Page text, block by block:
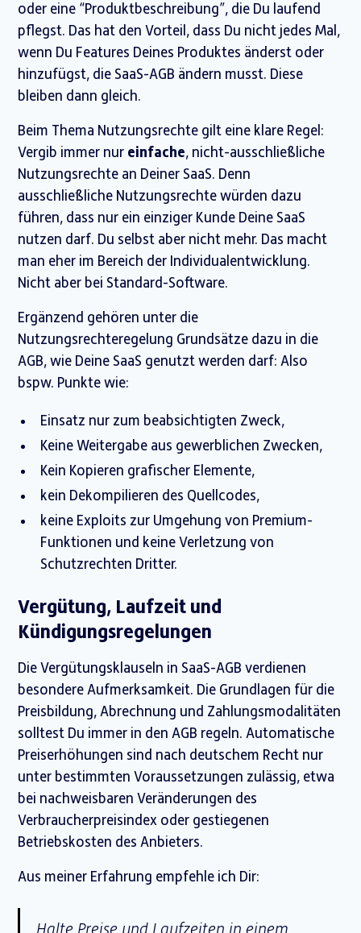
oder eine “Produktbeschreibung”, die Du laufend
pflegst. Das hat den Vorteil, dass Du nicht jedes Mal,
wenn Du Features Deines Produktes änderst oder
hinzufügst, die SaaS-AGB ändern musst. Diese
bleiben dann gleich.
Beim Thema Nutzungsrechte gilt eine klare Regel:
Vergib immer nur einfache, nicht-ausschließliche
Nutzungsrechte an Deiner SaaS. Denn
ausschließliche Nutzungsrechte würden dazu
führen, dass nur ein einziger Kunde Deine SaaS
nutzen darf. Du selbst aber nicht mehr. Das macht
man eher im Bereich der Individualentwicklung.
Nicht aber bei Standard-Software.
Ergänzend gehören unter die
Nutzungsrechteregelung Grundsätze dazu in die
AGB, wie Deine SaaS genutzt werden darf: Also
bspw. Punkte wie:
Einsatz nur zum beabsichtigten Zweck,
Keine Weitergabe aus gewerblichen Zwecken,
Kein Kopieren grafischer Elemente,
kein Dekompilieren des Quellcodes,
keine Exploits zur Umgehung von Premium-
Funktionen und keine Verletzung von
Schutzrechten Dritter.
Vergütung, Laufzeit und
Kündigungsregelungen
Die Vergütungsklauseln in SaaS-AGB verdienen
besondere Aufmerksamkeit. Die Grundlagen für die
Preisbildung, Abrechnung und Zahlungsmodalitäten
solltest Du immer in den AGB regeln. Automatische
Preiserhöhungen sind nach deutschem Recht nur
unter bestimmten Voraussetzungen zulässig, etwa
bei nachweisbaren Veränderungen des
Verbraucherpreisindex oder gestiegenen
Betriebskosten des Anbieters.
Aus meiner Erfahrung empfehle ich Dir:
Halte Preise und Laufzeiten in einem